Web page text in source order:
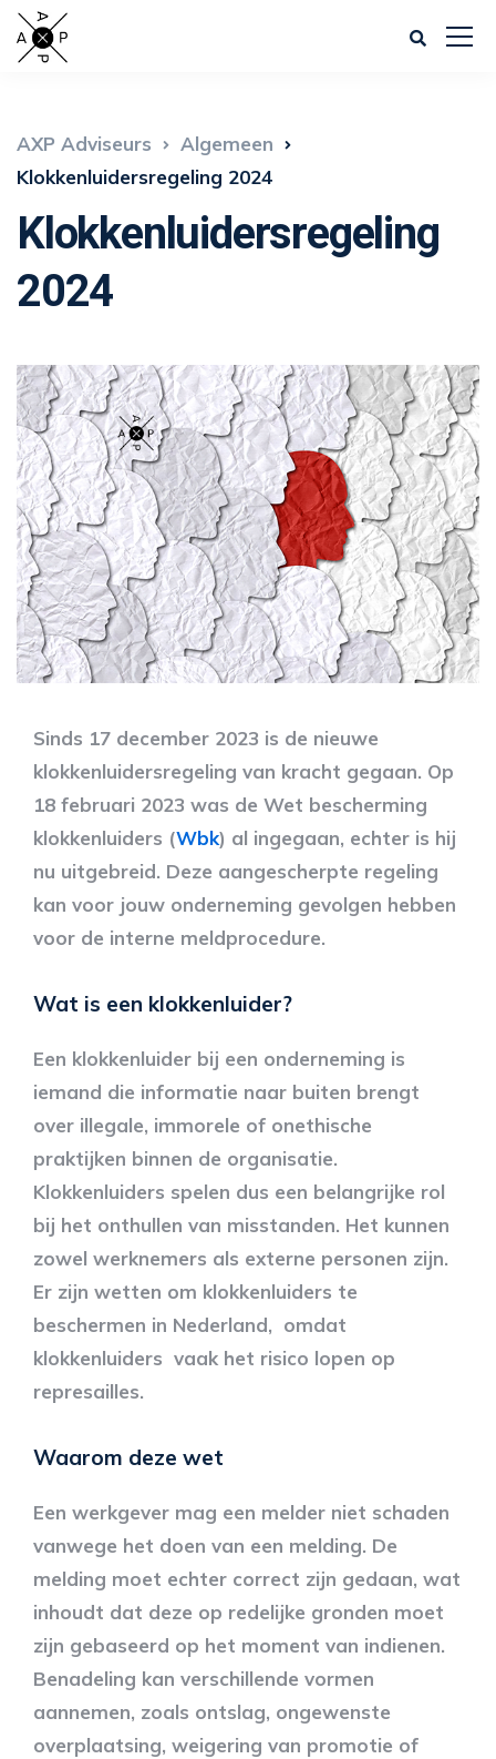
AXP Adviseurs
Algemeen
Klokkenluidersregeling 2024
Klokkenluidersregeling
2024
Sinds 17 december 2023 is de nieuwe
klokkenluidersregeling van kracht gegaan. Op
18 februari 2023 was de Wet bescherming
klokkenluiders (Wbk) al ingegaan, echter is hij
nu uitgebreid. Deze aangescherpte regeling
kan voor jouw onderneming gevolgen hebben
voor de interne meldprocedure.
Wat is een klokkenluider?
Een klokkenluider bij een onderneming is
iemand die informatie naar buiten brengt
over illegale, immorele of onethische
praktijken binnen de organisatie.
Klokkenluiders spelen dus een belangrijke rol
bij het onthullen van misstanden. Het kunnen
zowel werknemers als externe personen zijn.
Er zijn wetten om klokkenluiders te
beschermen in Nederland, omdat
klokkenluiders vaak het risico lopen op
represailles.
Waarom deze wet
Een werkgever mag een melder niet schaden
vanwege het doen van een melding. De
melding moet echter correct zijn gedaan, wat
inhoudt dat deze op redelijke gronden moet
zijn gebaseerd op het moment van indienen.
Benadeling kan verschillende vormen
aannemen, zoals ontslag, ongewenste
overplaatsing, weigering van promotie of